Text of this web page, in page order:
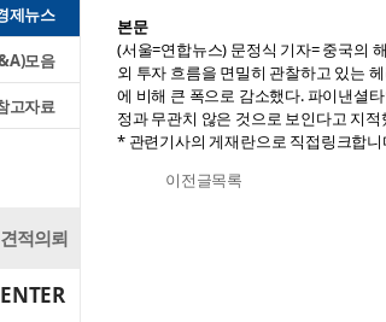
제뉴스
모음
고자료
적의뢰
본문
(서울=연합뉴스) 문정식 기자= 중국의
외 투자 흐름을 면밀히 관찰하고 있는
에 비해 큰 폭으로 감소했다. 파이낸셜
정과 무관치 않은 것으로 보인다고 지
* 관련기사의 게재란으로 직접링크합
이전글목록